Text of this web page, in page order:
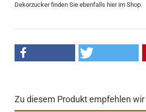
Dekorzucker finden Sie ebenfalls hier im Shop.
Zu diesem Produkt empfehlen wir